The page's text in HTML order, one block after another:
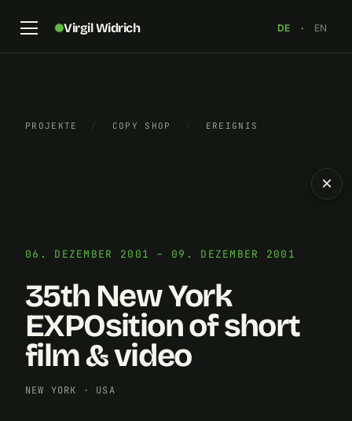
Virgil Widrich DE · EN
PROJEKTE / COPY SHOP / EREIGNIS
06. DEZEMBER 2001 – 09. DEZEMBER 2001
35th New York
EXPOsition of short
film & video
NEW YORK · USA
×